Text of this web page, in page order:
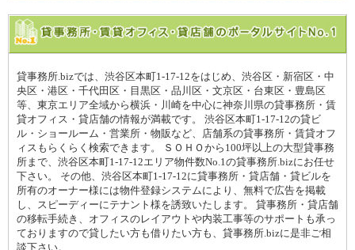
貸事務所.bizでは、渋谷区本町1-17-12をはじめ、渋谷区・新宿区・中
央区・港区・千代田区・目黒区・品川区・文京区・台東区・豊島区
等、東京エリア全域から横浜・川崎を中心に神奈川県の貸事務所・賃
貸オフィス・貸店舗の情報が満載です。 渋谷区本町1-17-12の貸ビ
ル・ショールーム・営業所・物販など、店舗系の貸事務所・賃貸オフ
ィスもらくらく検索できます。 ＳＯＨＯから100坪以上の大型貸事務
所まで、渋谷区本町1-17-12エリア物件数No.1の貸事務所.bizにお任せ
下さい。 その他、渋谷区本町1-17-12に貸事務所・貸店舗・貸ビルを
所有のオーナー様には物件登録システムにより、無料で広告を掲載
し、スピーディーにテナント様を誘致いたします。 貸事務所・貸店舗
の移転手続き、オフィスのレイアウトや内装工事等のサポートも承っ
ておりますので貸したい方も借りたい方も、貸事務所.bizに是非ご相
談下さい。